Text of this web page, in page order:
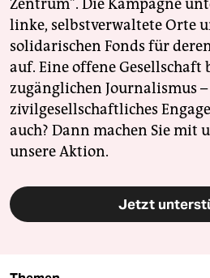
Zentrum". Die Kampagne
linke, selbstverwaltete Orte
solidarischen Fonds für
auf. Eine offene
zugänglichen Journalismus
zivilgesellschaftliches
auch? Dann machen Sie mit
unsere Aktion.
Jetzt